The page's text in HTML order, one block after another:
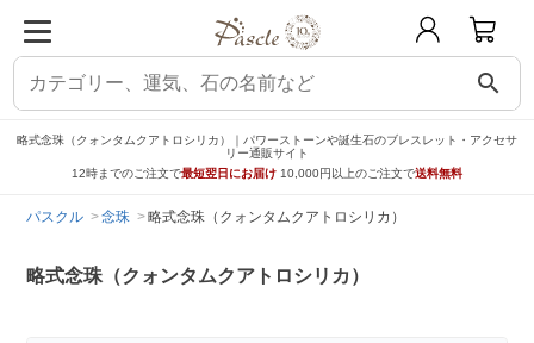
search
略式念珠（クォンタムクアトロシリカ）｜パワーストーンや誕生石のブレスレット・アクセサ
リー通販サイト
12時までのご注文で最短翌日にお届け 10,000円以上のご注文で送料無料
パスクル 念珠 略式念珠（クォンタムクアトロシリカ）
略式念珠（クォンタムクアトロシリカ）